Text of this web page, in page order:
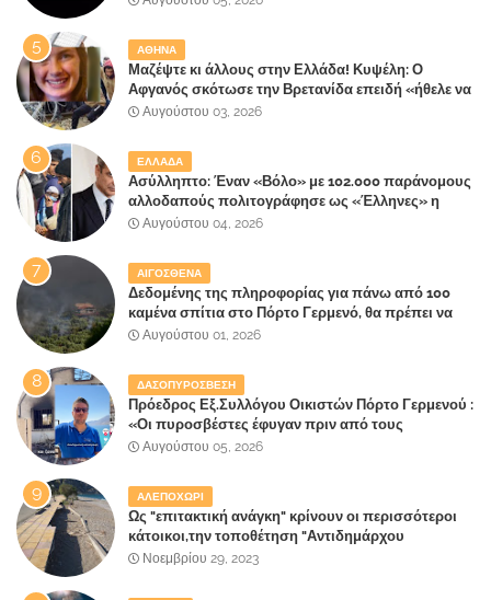
ΑΘΗΝΑ
Μαζέψτε κι άλλους στην Ελλάδα! Κυψέλη: Ο
Αφγανός σκότωσε την Βρετανίδα επειδή «ήθελε να
κάνει τη σύντροφό του χριστιανή»
Αυγούστου 03, 2026
ΕΛΛΑΔΑ
Ασύλληπτο: Έναν «Βόλο» με 102.000 παράνομους
αλλοδαπούς πολιτογράφησε ως «Έλληνες» η
κυβέρνηση!
Αυγούστου 04, 2026
ΑΙΓΟΣΘΕΝΑ
Δεδομένης της πληροφορίας για πάνω από 100
καμένα σπίτια στο Πόρτο Γερμενό, θα πρέπει να
αναζητηθούν ευθύνες για την ολοσχερή
επίγειου παραδείσου της Αττικής
Αυγούστου 01, 2026
ΔΑΣΟΠΥΡΟΣΒΕΣΗ
Πρόεδρος Εξ.Συλλόγου Οικιστών Πόρτο Γερμενού :
«Οι πυροσβέστες έφυγαν πριν από τους
κατοίκους»
Αυγούστου 05, 2026
ΑΛΕΠΟΧΩΡΙ
Ως "επιτακτική ανάγκη" κρίνουν οι περισσότεροι
κάτοικοι,την τοποθέτηση "Αντιδημάρχου
Παραλιακής Ζώνης" στο Δήμο Μάνδρας-Ειδυλλίας!
Νοεμβρίου 29, 2023